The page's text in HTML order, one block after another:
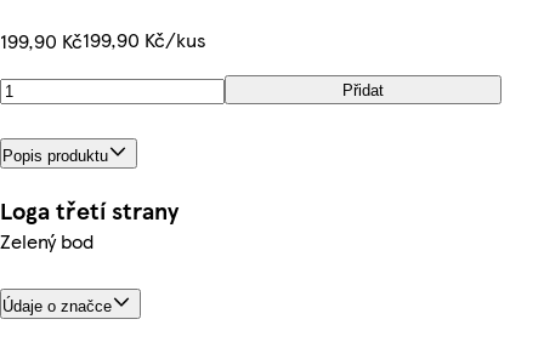
199,90 Kč199,90 Kč/kus
Přidat
Popis produktu
Loga třetí strany
Zelený bod
Údaje o značce